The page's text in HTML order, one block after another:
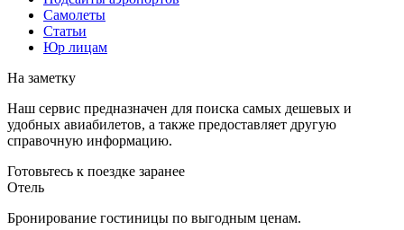
Самолеты
Статьи
Юр лицам
На заметку
Наш сервис предназначен для поиска самых дешевых и
удобных авиабилетов, а также предоставляет другую
справочную информацию.
Готовьтесь к поездке заранее
Отель
Бронирование гостиницы по выгодным ценам.